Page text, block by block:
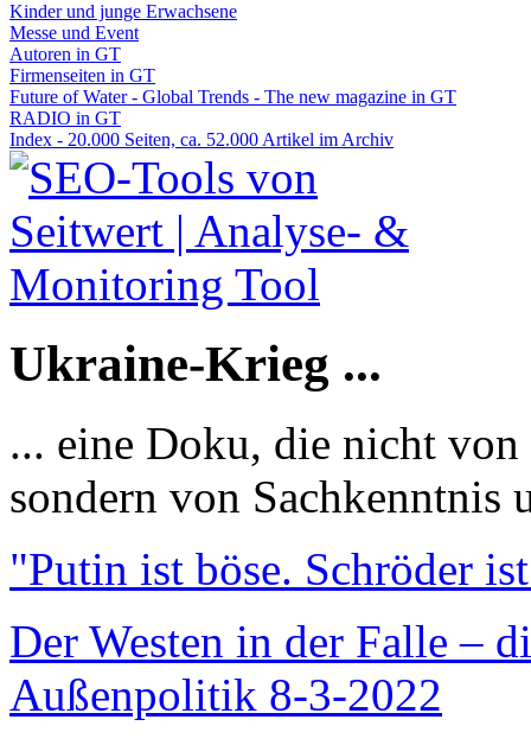
Kinder und junge Erwachsene
Messe und Event
Autoren in GT
Firmenseiten in GT
Future of Water - Global Trends - The new magazine in GT
RADIO in GT
Index - 20.000 Seiten, ca. 52.000 Artikel im Archiv
Ukraine-Krieg ...
... eine Doku, die nicht
sondern von Sachkenntnis
"Putin ist böse. Schröder
Der Westen in der Falle –
Außenpolitik 8-3-2022